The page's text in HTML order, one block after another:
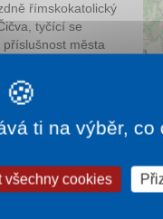
římskokatolický
tyčící se
města
a regionu, ale
rekreační oblast
ti na výběr, co
všechny cookies